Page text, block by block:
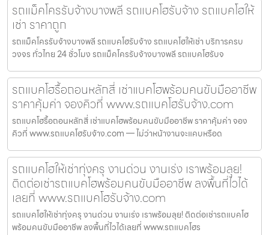
รถแม็คโครรับจ้างบางพลี รถแบคโฮรับจ้าง รถแบคโฮให้
เช่า ราคาถูก
รถแม็คโครรับจ้างบางพลี รถแบคโฮรับจ้าง รถแบคโฮให้เช่า บริการครบ
วงจร ทั่วไทย 24 ชั่วโมง รถแม็คโครรับจ้างบางพลี รถแบคโฮรับจ
รถแบคโฮรื้อถอนหลักสี่ เช่าแบคโฮพร้อมคนขับมืออาชีพ
ราคาคุ้มค่า จองคิวที่ www.รถแบคโฮรับจ้าง.com
รถแบคโฮรื้อถอนหลักสี่ เช่าแบคโฮพร้อมคนขับมืออาชีพ ราคาคุ้มค่า จอง
คิวที่ www.รถแบคโฮรับจ้าง.com — ไม่ว่าหน้างานจะแคบหรือด
รถแบคโฮให้เช่าทุ่งครุ งานด่วน งานเร่ง เราพร้อมลุย!
ติดต่อเช่ารถแบคโฮพร้อมคนขับมืออาชีพ ลงพื้นที่ไวได้
เลยที่ www.รถแบคโฮรับจ้าง.com
รถแบคโฮให้เช่าทุ่งครุ งานด่วน งานเร่ง เราพร้อมลุย! ติดต่อเช่ารถแบคโฮ
พร้อมคนขับมืออาชีพ ลงพื้นที่ไวได้เลยที่ www.รถแบคโฮร